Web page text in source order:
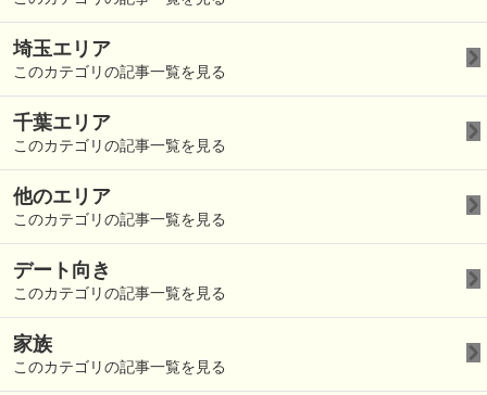
埼玉エリア
このカテゴリの記事一覧を見る
千葉エリア
このカテゴリの記事一覧を見る
他のエリア
このカテゴリの記事一覧を見る
デート向き
このカテゴリの記事一覧を見る
家族
このカテゴリの記事一覧を見る